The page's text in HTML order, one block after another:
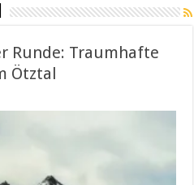
Runde: Traumhafte
Ötztal